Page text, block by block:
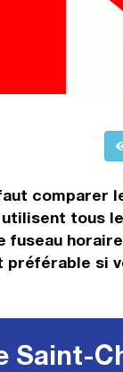
comparer
utilisent
si
Saint-